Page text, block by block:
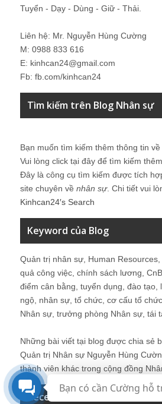
Tuyển - Dạy - Dùng - Giữ - Thải.
Liên hệ: Mr. Nguyễn Hùng Cường
M: 0988 833 616
E: kinhcan24@gmail.com
Fb: fb.com/kinhcan24
Tìm kiếm trên Blog Nhân sự
Bạn muốn tìm kiếm thêm thông tin
Vui lòng click tại đây để tìm kiếm
Đây là công cụ tìm kiếm được tích
site chuyên về nhân sự. Chi tiết vui
Kinhcan24′s Search
Keyword của Blog
Quản trị nhân sự, Human
quả công việc, chính sách lương,
điểm cân bằng, tuyển dụng, đào
ngộ, nhân sự, tổ chức, cơ cấu tổ
Nhân sự, trưởng phòng Nhân sự, tái
Những bài viết tại blog được chia sẻ
Quản trị Nhân sự Nguyễn Hùng
thành viên khác trong cộng đồng
Recent Comments
Bạn có cần Cường hỗ